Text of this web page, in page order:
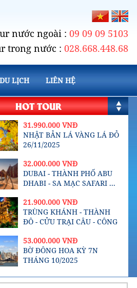
nước ngoài : 09 09 09 5103
trong nước : 028.668.448.68
LỊCH LIÊN HỆ
HOT TOUR
31.990.000 VNĐ
NHẬT BẢN LÁ VÀNG LÁ ĐỎ
26/11/2025
32.000.000 VNĐ
DUBAI - THÀNH PHỐ ABU
DHABI - SA MẠC SAFARI ...
21.900.000 VNĐ
TRÙNG KHÁNH - THÀNH
ĐÔ - CỬU TRẠI CÂU - CÔNG
53.000.000 VNĐ
BỜ ĐÔNG HOA KỲ 7N
THÁNG 10/2025